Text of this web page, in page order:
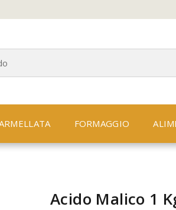
FORMAGGIO
Acido Malico 1